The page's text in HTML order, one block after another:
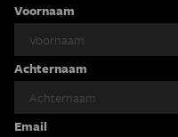
Voornaam
Achternaam
Email